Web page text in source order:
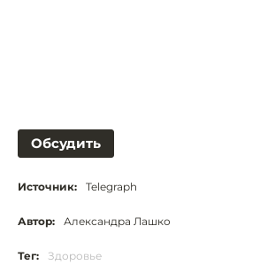
Обсудить
Источник: Telegraph
Автор: Александра Лашко
Тег: Здоровье